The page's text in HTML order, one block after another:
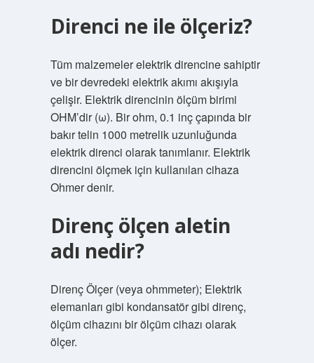
Direnci ne ile ölçeriz?
Tüm malzemeler elektrik direncine sahiptir
ve bir devredeki elektrik akımı akışıyla
çelişir. Elektrik direncinin ölçüm birimi
OHM’dir (ω). Bir ohm, 0.1 inç çapında bir
bakır telin 1000 metrelik uzunluğunda
elektrik direnci olarak tanımlanır. Elektrik
direncini ölçmek için kullanılan cihaza
Ohmer denir.
Direnç ölçen aletin
adı nedir?
Direnç Ölçer (veya ohmmeter); Elektrik
elemanları gibi kondansatör gibi direnç,
ölçüm cihazını bir ölçüm cihazı olarak
ölçer.